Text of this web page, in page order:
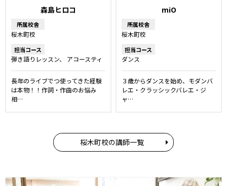
森島ヒロコ
所属校舎
桜木町校
担当コース
弾き語りレッスン
アコースティ
レッスン
ボイストレーニング
プロボーカルレッスン
ボーカル
レッスン
長年のライブでつ使ってきた経験
は本物！！作詞・作曲のお悩み
相…
miO
所属校舎
桜木町校
担当コース
ダンス
３歳からダンスを始め、モダンバ
レエ・クラッシックバレエ・ジ
ャ…
桜木町校の講師一覧